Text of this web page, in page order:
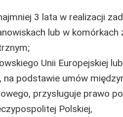
3 lata w realizacji
lub w komórkach
Unii Europejskiej
podstawie umów
przysługuje prawo
Polskiej,